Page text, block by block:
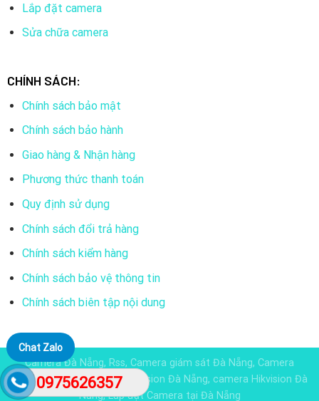
Lắp đặt camera
Sửa chữa camera
CHÍNH SÁCH:
Chính sách bảo mật
Chính sách bảo hành
Giao hàng & Nhận hàng
Phương thức thanh toán
Quy định sử dụng
Chính sách đổi trả hàng
Chính sách kiểm hàng
Chính sách bảo vệ thông tin
Chính sách biên tập nội dung
Camera Đà Nẵng, Rss, Camera giám sát Đà Nẵng, Camera
Dahua đà nẵng, Camera KBvision Đà Nẵng, camera Hikvision Đà
Nẵng, Lắp đặt Camera tại Đà Nẵng
Chat Zalo
0975626357